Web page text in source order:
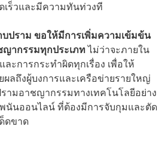
ร็วและมีความทันท่วงที
ปราม ขอให้มีการเพิ่มความเข้มข้น
ญากรรมทุกประเภทไม่ว่าจะภายใน
ะการกระทำผิดทุกเรื่อง เพื่อให้
ลถึงผู้บงการและเครือข่ายรายใหญ่
ามอาชญากรรมทางเทคโนโลยีอย่าง
พนันออนไลน์ ที่ต้องมีการจับกุมและตัด
ดขาด